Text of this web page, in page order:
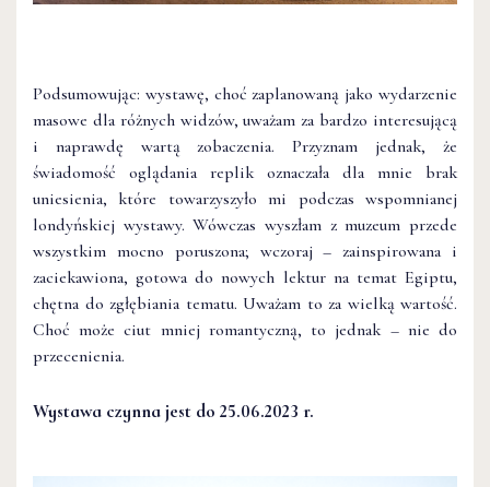
Podsumowując: wystawę, choć zaplanowaną jako wydarzenie
masowe dla różnych widzów, uważam za bardzo interesującą
i naprawdę wartą zobaczenia. Przyznam jednak, że
świadomość oglądania replik oznaczała dla mnie brak
uniesienia, które towarzyszyło mi podczas wspomnianej
londyńskiej wystawy. Wówczas wyszłam z muzeum przede
wszystkim mocno poruszona; wczoraj – zainspirowana i
zaciekawiona, gotowa do nowych lektur na temat Egiptu,
chętna do zgłębiania tematu. Uważam to za wielką wartość.
Choć może ciut mniej romantyczną, to jednak – nie do
przecenienia.
Wystawa czynna jest do 25.06.2023 r.